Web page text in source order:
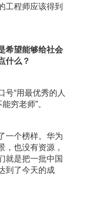
工程师应该得到
希望能够给社会
什么？
号“用最优秀的人
穷老师”。
一个榜样。华为
，也没有资源，
就是把一批中国
到了今天的成